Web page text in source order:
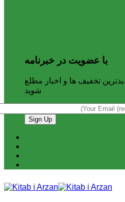
با عضویت در خبرنامه
تخفیف ها و اخبار مطلع
شوید